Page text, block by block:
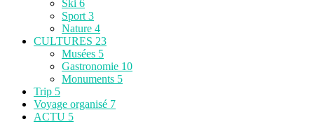
Ski 6
Sport 3
Nature 4
CULTURES 23
Musées 5
Gastronomie 10
Monuments 5
Trip 5
Voyage organisé 7
ACTU 5